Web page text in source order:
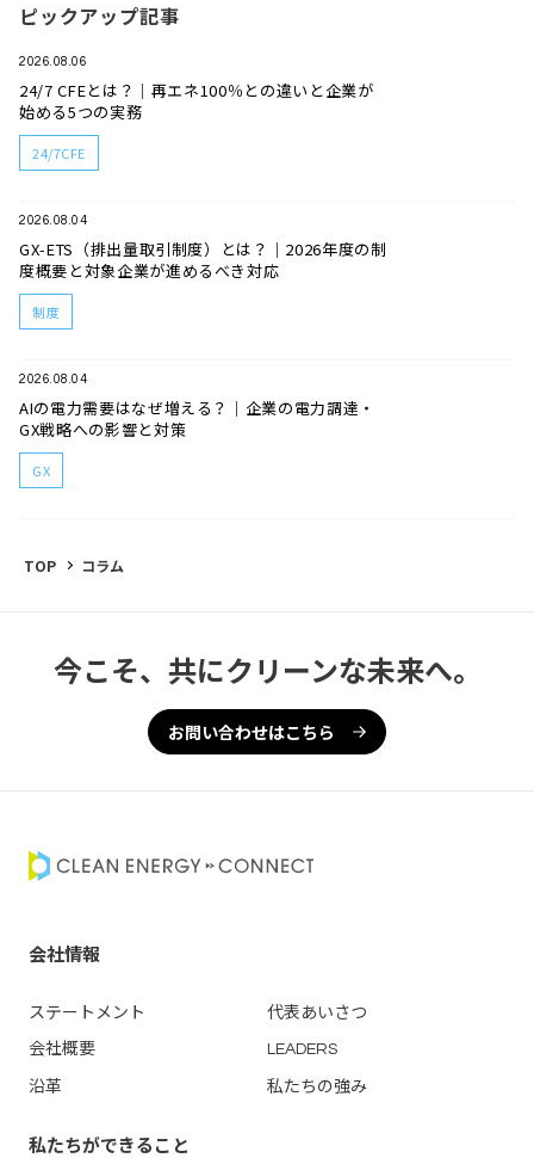
ピックアップ記事
2026.08.06
24/7 CFEとは？｜再エネ100％との違いと企業が
始める5つの実務
24/7CFE
2026.08.04
GX-ETS（排出量取引制度）とは？｜2026年度の制
度概要と対象企業が進めるべき対応
制度
2026.08.04
AIの電力需要はなぜ増える？｜企業の電力調達・
GX戦略への影響と対策
GX
TOP コラム
今こそ、共にクリーンな未来へ。
お問い合わせはこちら
会社情報
ステートメント
代表あいさつ
会社概要
LEADERS
沿革 私たちの強み
私たちができること